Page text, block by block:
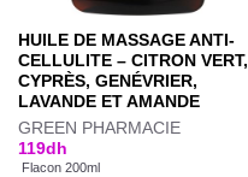
HUILE DE MASSAGE ANTI-
CELLULITE – CITRON VERT,
CYPRÈS, GENÉVRIER,
LAVANDE ET AMANDE
GREEN PHARMACIE
119dh
Flacon 200ml